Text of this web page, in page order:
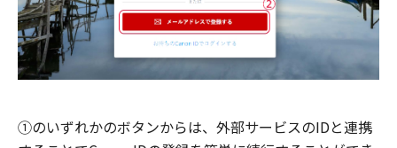
①のいずれかのボタンからは、外部サービスのIDと連携